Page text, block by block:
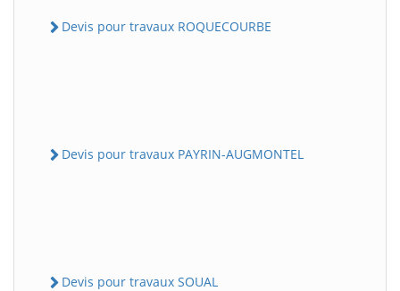
Devis pour travaux ROQUECOURBE
Devis pour travaux PAYRIN-AUGMONTEL
Devis pour travaux SOUAL